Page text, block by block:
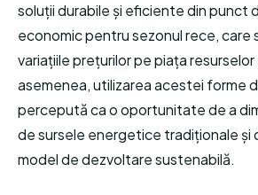
soluții durabile și eficiente din punct
economic pentru sezonul rece, care
variațiile prețurilor pe piața
asemenea, utilizarea acestei forme
percepută ca o oportunitate de a
de sursele energetice tradiționale și
model de dezvoltare sustenabilă.